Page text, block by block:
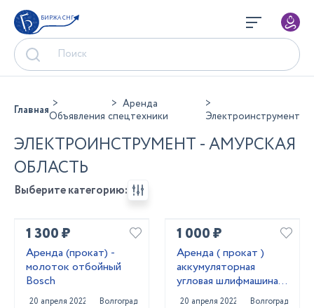
БИРЖА СНГ
ГлавнаяОбъявления
Аренда
спецтехники
Электроинструмент
ЭЛЕКТРОИНСТРУМЕНТ - АМУРСКАЯ
ОБЛАСТЬ
Выберите категорию:
1 300 ₽
Аренда (прокат) -
молоток отбойный
Bosch
20 апреля 2022 Волгоград
1 000 ₽
Аренда ( прокат )
аккумуляторная
угловая шлифмашина
Bosch
20 апреля 2022 Волгоград